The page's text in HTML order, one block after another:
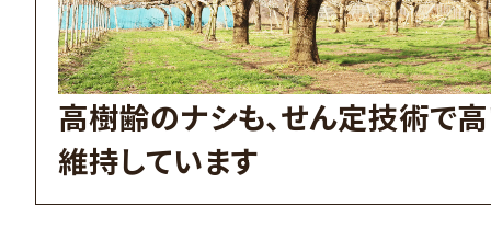
高樹齢のナシも、せん定技術で
維持しています